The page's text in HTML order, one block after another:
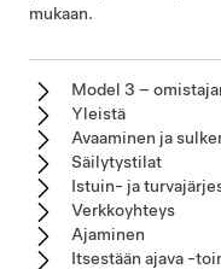
mukaan.
Model 3 –
Yleistä
Avaaminen ja
Säilytystilat
Istuin- ja
Verkkoyhteys
Ajaminen
Itsestään ajava -